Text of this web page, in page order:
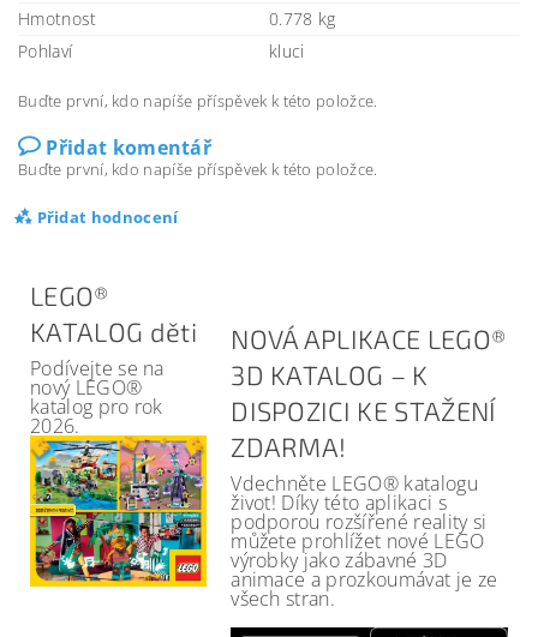
Hmotnost
0.778 kg
Pohlaví
kluci
Buďte první, kdo napíše příspěvek k této položce.
Přidat komentář
Buďte první, kdo napíše příspěvek k této položce.
Přidat hodnocení
LEGO®
KATALOG děti
Podívejte se na
nový LEGO®
katalog pro rok
2026.
NOVÁ APLIKACE LEGO®
3D KATALOG – K
DISPOZICI KE STAŽENÍ
ZDARMA!
Vdechněte LEGO® katalogu
život! Díky této aplikaci s
podporou rozšířené reality si
můžete prohlížet nové LEGO
výrobky jako zábavné 3D
animace a prozkoumávat je ze
všech stran.